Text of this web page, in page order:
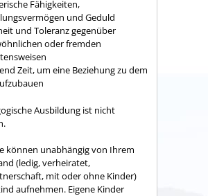
Fähigkeiten,
und Geduld
und Toleranz gegenüber
oder fremden
Zeit, um eine Beziehung zu dem
Ausbildung ist nicht
können unabhängig von Ihrem
(ledig, verheiratet,
mit oder ohne Kinder)
aufnehmen. Eigene Kinder